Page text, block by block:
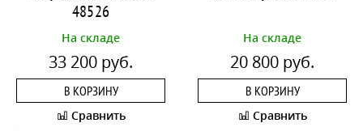
48526
На складе
33 200 руб.
В КОРЗИНУ
Сравнить
На складе
20 800 руб.
В КОРЗИНУ
Сравнить